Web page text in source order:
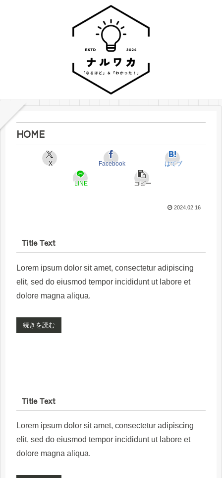
HOME
X Facebook はてブ
LINE コピー
2024.02.16
Title Text
Lorem ipsum dolor sit amet, consectetur adipiscing
elit, sed do eiusmod tempor incididunt ut labore et
dolore magna aliqua.
続きを読む
Title Text
Lorem ipsum dolor sit amet, consectetur adipiscing
elit, sed do eiusmod tempor incididunt ut labore et
dolore magna aliqua.